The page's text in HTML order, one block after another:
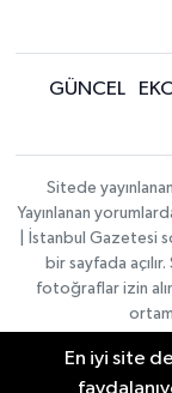
GÜNCEL
Sitede
Yayınlanan
| İstanbul Gazetesi
bir sayfada
fotoğraflar izin
İletişim Künye
En iyi site